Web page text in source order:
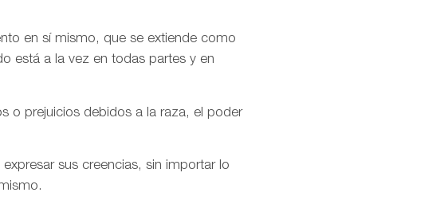
en sí mismo, que se extiende como
está a la vez en todas partes y en
o prejuicios debidos a la raza, el poder
sus creencias, sin importar lo